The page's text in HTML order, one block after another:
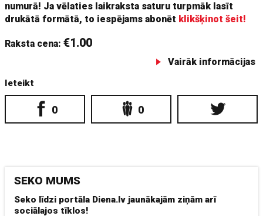
numurā! Ja vēlaties laikraksta saturu turpmāk lasīt
drukātā formātā, to iespējams abonēt klikšķinot šeit!
Raksta cena:€1.00
Vairāk informācijas
Ieteikt
0 0
SEKO MUMS
Seko līdzi portāla Diena.lv jaunākajām ziņām arī
sociālajos tīklos!